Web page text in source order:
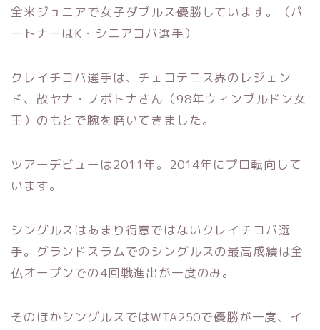
全米ジュニアで女子ダブルス優勝しています。（パ
ートナーはK・シニアコバ選手）
クレイチコバ選手は、チェコテニス界のレジェン
ド、故ヤナ・ノボトナさん（98年ウィンブルドン女
王）のもとで腕を磨いてきました。
ツアーデビューは2011年。2014年にプロ転向して
います。
シングルスはあまり得意ではないクレイチコバ選
手。グランドスラムでのシングルスの最高成績は全
仏オープンでの4回戦進出が一度のみ。
そのほかシングルスではWTA250で優勝が一度、イ